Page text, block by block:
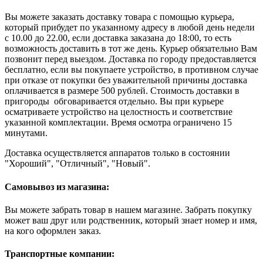
Вы можете заказать доставку товара с помощью курьера,
который прибудет по указанному адресу в любой день недели
с 10.00 до 22.00, если доставка заказана до 18:00, то есть
возможность доставить в тот же день. Курьер обязательно Вам
позвонит перед выездом. Доставка по городу предоставляется
бесплатно, если вы покупаете устройство, в противном случае
при отказе от покупки без уважительной причины доставка
оплачивается в размере 500 рублей. Стоимость доставки в
пригороды обговаривается отдельно. Вы при курьере
осматриваете устройство на целостность и соответствие
указанной комплектации. Время осмотра ограничено 15
минутами.
Доставка осуществляется аппаратов только в состоянии
"Хороший", "Отличный", "Новый".
Самовывоз из магазина:
Вы можете забрать товар в нашем магазине. Забрать покупку
может ваш друг или родственник, который знает номер и имя,
на кого оформлен заказ.
Транспортные компании: